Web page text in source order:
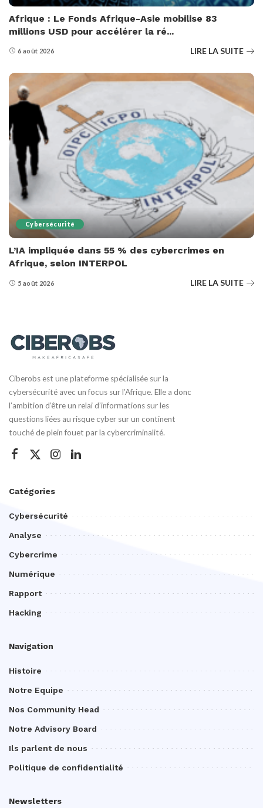
Afrique : Le Fonds Afrique-Asie mobilise 83
millions USD pour accélérer la ré...
6 août 2026 LIRE LA SUITE
Cybersécurité
L’IA impliquée dans 55 % des cybercrimes en
Afrique, selon INTERPOL
5 août 2026 LIRE LA SUITE
Ciberobs est une plateforme spécialisée sur la
cybersécurité avec un focus sur l’Afrique. Elle a donc
l’ambition d’être un relai d’informations sur les
questions liées au risque cyber sur un continent
touché de plein fouet par la cybercriminalité.
Catégories
Cybersécurité
Analyse
Cybercrime
Numérique
Rapport
Hacking
Navigation
Histoire
Notre Equipe
Nos Community Head
Notre Advisory Board
Ils parlent de nous
Politique de confidentialité
Newsletters